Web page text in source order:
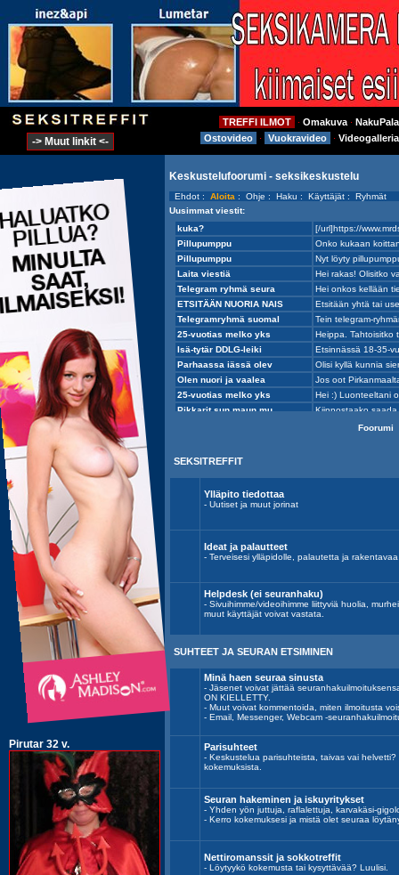
TREFFI ILMOT ⋅ Omakuva ⋅
Ostovideo
⋅ Vuokravideo ⋅ Videogalleria
-> Muut linkit <-
Keskustelufoorumi - seksikeskustelu
Ehdot : Aloita : Ohje : Haku : Käyttäjät : Ryhmät
Uusimmat viestit:
Foorumi
SEKSITREFFIT
Ylläpito tiedottaa
- Uutiset ja muut jorinat
Ideat ja palautteet
- Terveisesi ylläpidolle, palautetta ja rakentavaa
Helpdesk (ei seuranhaku)
- Sivuihimme/videoihimme liittyviä huolia,
muut käyttäjät voivat vastata.
SUHTEET JA SEURAN ETSIMINEN
Minä haen seuraa sinusta
- Jäsenet voivat jättää
ON KIELLETTY.
- Muut voivat kommentoida, miten ilmoitusta
- Email, Messenger, Webcam -
Parisuhteet
- Keskustelua parisuhteista, taivas vai
kokemuksista.
Seuran hakeminen ja iskuyritykset
- Yhden yön juttuja, raflalettuja, karvakäsi-
- Kerro kokemuksesi ja mistä olet seuraa
Nettiromanssit ja sokkotreffit
- Löytyykö kokemusta tai kysyttävää? Luulisi.